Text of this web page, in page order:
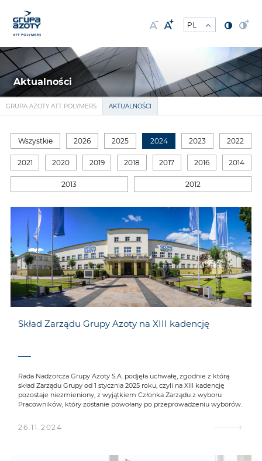
Aktualności
GRUPA AZOTY ATT POLYMERS AKTUALNOŚCI
Wszystkie 2026 2025 2024 2023 2022
2021 2020 2019 2018 2017 2016 2014
2013 2012
Skład Zarządu Grupy Azoty na XIII kadencję
Rada Nadzorcza Grupy Azoty S.A. podjęła uchwałę, zgodnie z którą
skład Zarządu Grupy od 1 stycznia 2025 roku, czyli na XIII kadencję
pozostaje niezmieniony, z wyjątkiem Członka Zarządu z wyboru
Pracowników, który zostanie powołany po przeprowadzeniu wyborów.
26.11.2024